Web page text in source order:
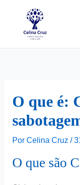
O que é:
Por Celina Cruz /
O que são